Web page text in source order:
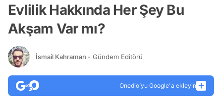
Evlilik Hakkında Her Şey Bu
Akşam Var mı?
İsmail Kahraman - Gündem Editörü
Onedio’yu Google'a ekleyin